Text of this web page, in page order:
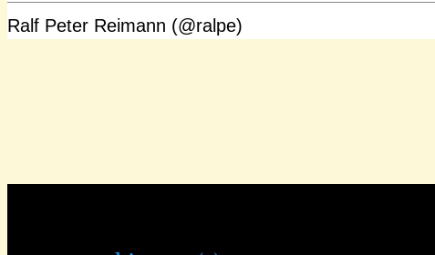
Ralf Peter Reimann (@ralpe)